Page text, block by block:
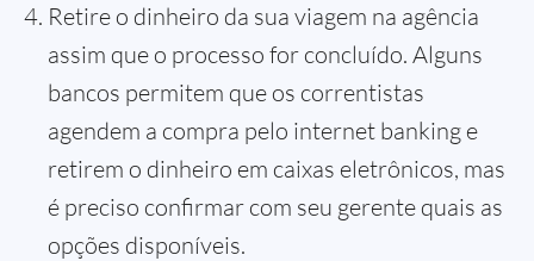
Retire o dinheiro da sua viagem na agência
assim que o processo for concluído. Alguns
bancos permitem que os correntistas
agendem a compra pelo internet banking e
retirem o dinheiro em caixas eletrônicos, mas
é preciso confirmar com seu gerente quais as
opções disponíveis.